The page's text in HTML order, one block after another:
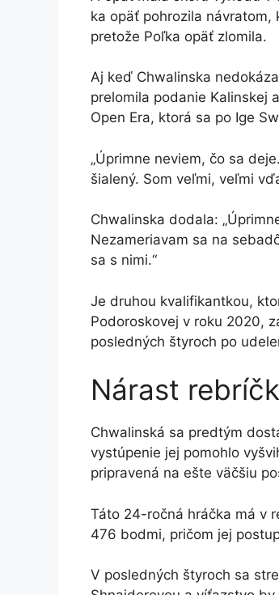
ka opäť pohrozila
pretože Poľka opäť zlomila.
Aj keď Chwalinska
prelomila podanie Kalinskej
Open Era, ktorá sa po Ige
„Úprimne neviem, čo sa
šialený. Som veľmi, veľmi
Chwalinska dodala:
Nezameriavam sa na
sa s nimi.“
Je druhou kvalifikantkou,
Podoroskovej v roku 2020,
posledných štyroch po
Nárast
Chwalinská sa predtým
vystúpenie jej pomohlo
pripravená na ešte väčšiu
Táto 24-ročná hráčka má v
476 bodmi, pričom jej
V posledných štyroch sa